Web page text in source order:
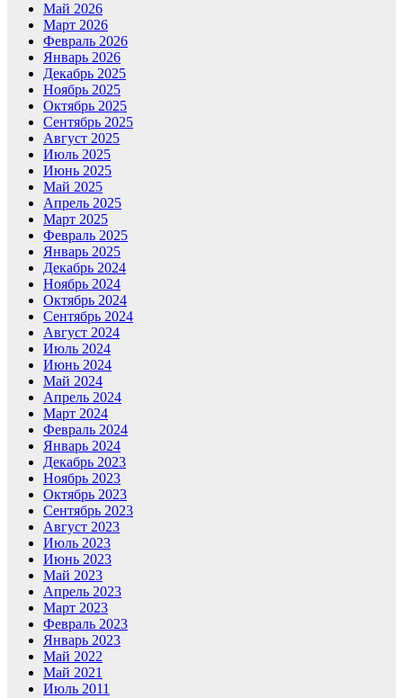
Май 2026
Март 2026
Февраль 2026
Январь 2026
Декабрь 2025
Ноябрь 2025
Октябрь 2025
Сентябрь 2025
Август 2025
Июль 2025
Июнь 2025
Май 2025
Апрель 2025
Март 2025
Февраль 2025
Январь 2025
Декабрь 2024
Ноябрь 2024
Октябрь 2024
Сентябрь 2024
Август 2024
Июль 2024
Июнь 2024
Май 2024
Апрель 2024
Март 2024
Февраль 2024
Январь 2024
Декабрь 2023
Ноябрь 2023
Октябрь 2023
Сентябрь 2023
Август 2023
Июль 2023
Июнь 2023
Май 2023
Апрель 2023
Март 2023
Февраль 2023
Январь 2023
Май 2022
Май 2021
Июль 2011